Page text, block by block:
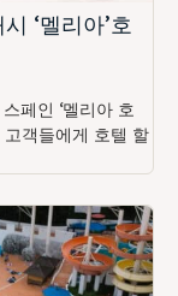
‘멜리아’호
페인 ‘멜리아 호
고객들에게 호텔 할